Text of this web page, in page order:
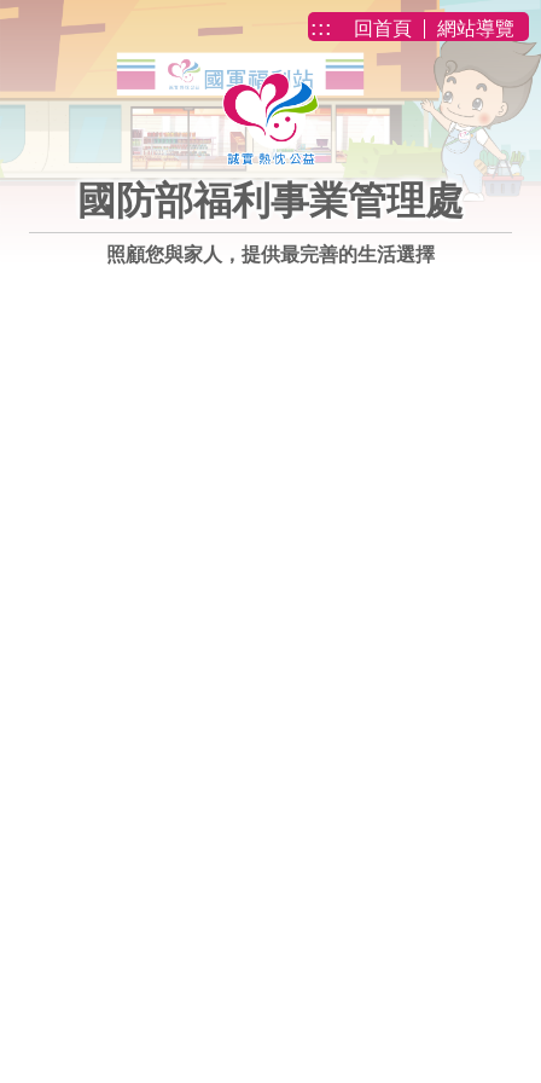
跳到主要內容
::: 回首頁 網站導覽
國防部福利事業管理處
照顧您與家人，提供最完善的生活選擇